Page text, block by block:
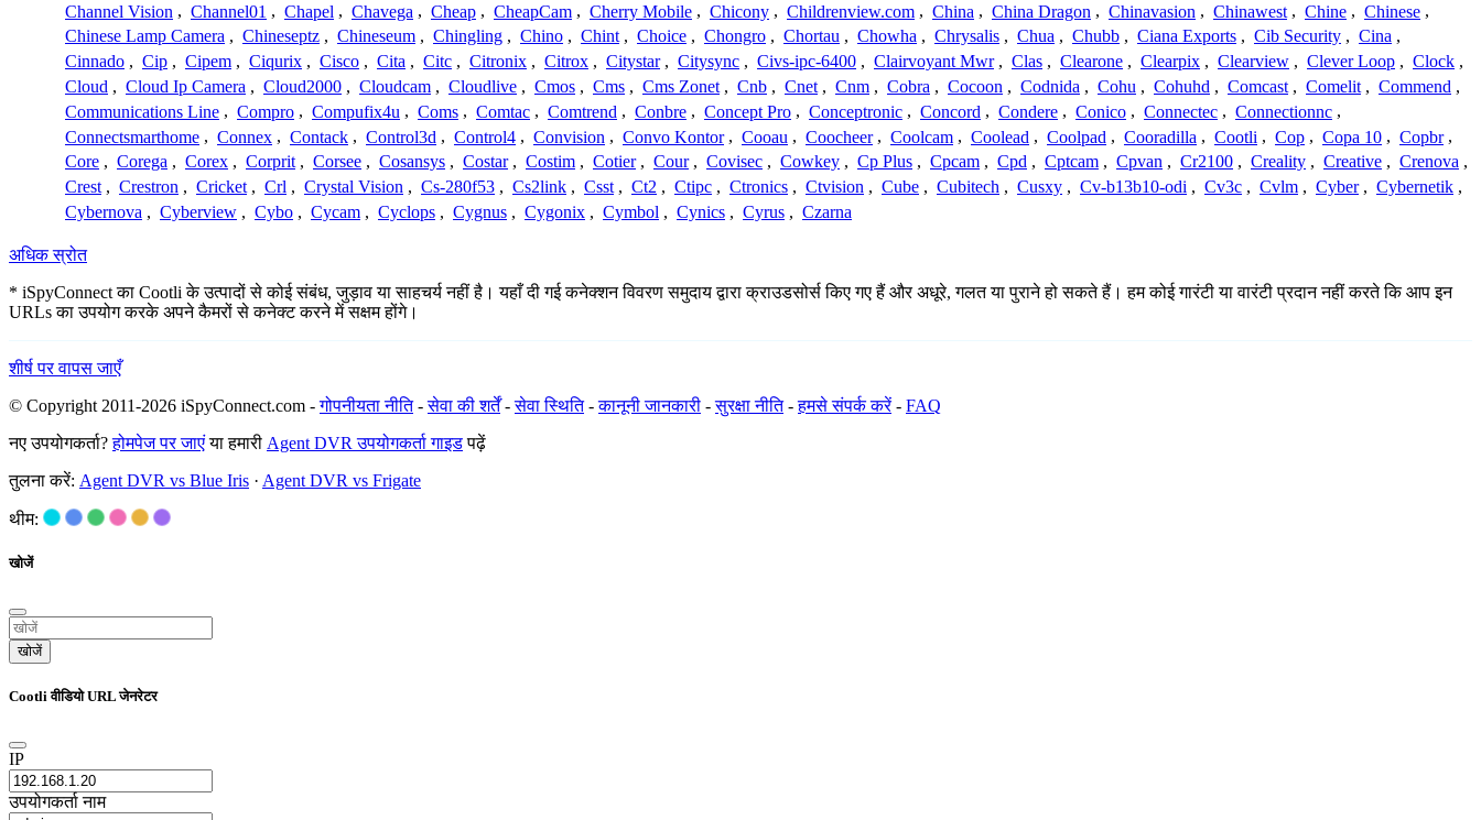
Channel Vision , Channel01 , Chapel , Chavega , Cheap , CheapCam , Cherry Mobile , Chicony , Childrenview.com , China , China Dragon , Chinavasion , Chinawest , Chine , Chinese ,
Chinese Lamp Camera , Chineseptz , Chineseum , Chingling , Chino , Chint , Choice , Chongro , Chortau , Chowha , Chrysalis , Chua , Chubb , Ciana Exports , Cib Security , Cina ,
Cinnado , Cip , Cipem , Ciqurix , Cisco , Cita , Citc , Citronix , Citrox , Citystar , Citysync , Civs-ipc-6400 , Clairvoyant Mwr , Clas , Clearone , Clearpix , Clearview , Clever Loop , Clock ,
Cloud , Cloud Ip Camera , Cloud2000 , Cloudcam , Cloudlive , Cmos , Cms , Cms Zonet , Cnb , Cnet , Cnm , Cobra , Cocoon , Codnida , Cohu , Cohuhd , Comcast , Comelit , Commend ,
Communications Line , Compro , Compufix4u , Coms , Comtac , Comtrend , Conbre , Concept Pro , Conceptronic , Concord , Condere , Conico , Connectec , Connectionnc ,
Connectsmarthome , Connex , Contack , Control3d , Control4 , Convision , Convo Kontor , Cooau , Coocheer , Coolcam , Coolead , Coolpad , Cooradilla , Cootli , Cop , Copa 10 , Copbr ,
Core , Corega , Corex , Corprit , Corsee , Cosansys , Costar , Costim , Cotier , Cour , Covisec , Cowkey , Cp Plus , Cpcam , Cpd , Cptcam , Cpvan , Cr2100 , Creality , Creative , Crenova ,
Crest , Crestron , Cricket , Crl , Crystal Vision , Cs-280f53 , Cs2link , Csst , Ct2 , Ctipc , Ctronics , Ctvision , Cube , Cubitech , Cusxy , Cv-b13b10-odi , Cv3c , Cvlm , Cyber , Cybernetik ,
Cybernova , Cyberview , Cybo , Cycam , Cyclops , Cygnus , Cygonix , Cymbol , Cynics , Cyrus , Czarna
अधिक स्रोत
* iSpyConnect का Cootli के उत्पादों से कोई संबंध, जुड़ाव या साहचर्य नहीं है। यहाँ दी गई कनेक्शन विवरण समुदाय द्वारा क्राउडसोर्स किए गए हैं और अधूरे, गलत या पुराने हो सकते हैं। हम कोई गारंटी या वारंटी प्रदान नहीं करते कि आप इन
URLs का उपयोग करके अपने कैमरों से कनेक्ट करने में सक्षम होंगे।
शीर्ष पर वापस जाएँ
© Copyright 2011-2026 iSpyConnect.com -गोपनीयता नीति-सेवा की शर्तें-सेवा स्थिति-कानूनी जानकारी -सुरक्षा नीति-हमसे संपर्क करें- FAQ
नए उपयोगकर्ता?होमपेज पर जाएंया हमारी Agent DVR उपयोगकर्ता गाइडपढ़ें
तुलना करें: Agent DVR vs Blue Iris · Agent DVR vs Frigate
थीम:
खोजें
खोजें
Cootli वीडियो URL जेनरेटर
IP
उपयोगकर्ता नाम